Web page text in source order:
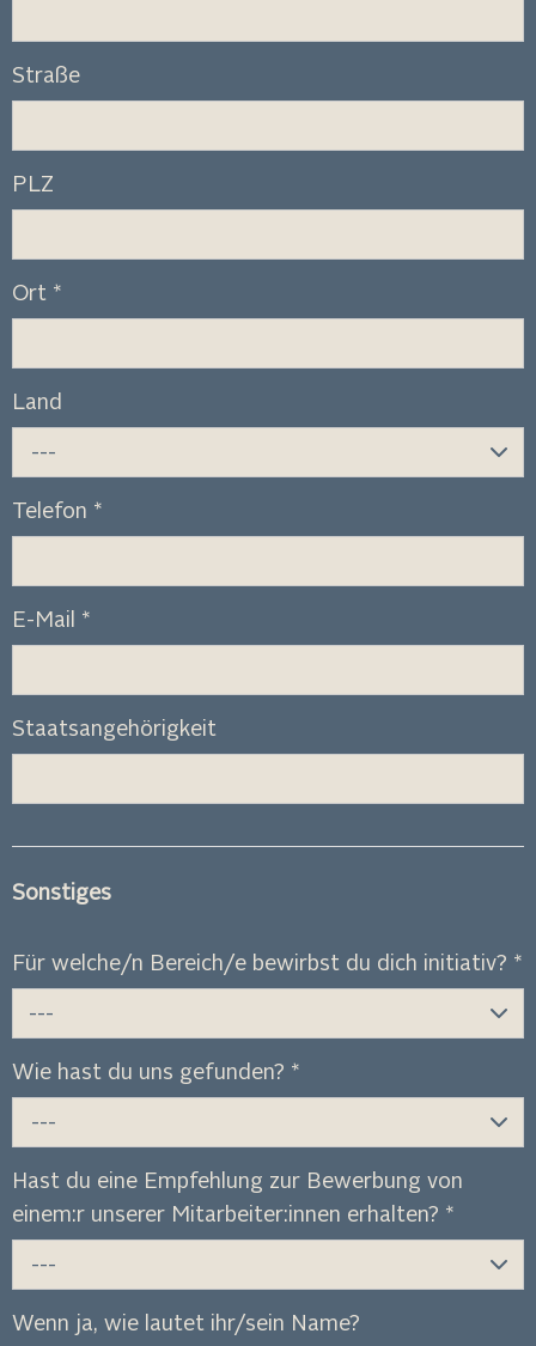
Straße
PLZ
Ort *
Land
---
Telefon *
E-Mail *
Staatsangehörigkeit
Sonstiges
Für welche/n Bereich/e bewirbst du dich initiativ? *
---
Wie hast du uns gefunden? *
---
Hast du eine Empfehlung zur Bewerbung von
einem:r unserer Mitarbeiter:innen erhalten? *
---
Wenn ja, wie lautet ihr/sein Name?